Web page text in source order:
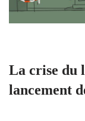
La crise du
lancement